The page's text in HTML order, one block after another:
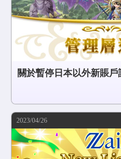
關於暫停日本以外新賬戶
2023/04/26